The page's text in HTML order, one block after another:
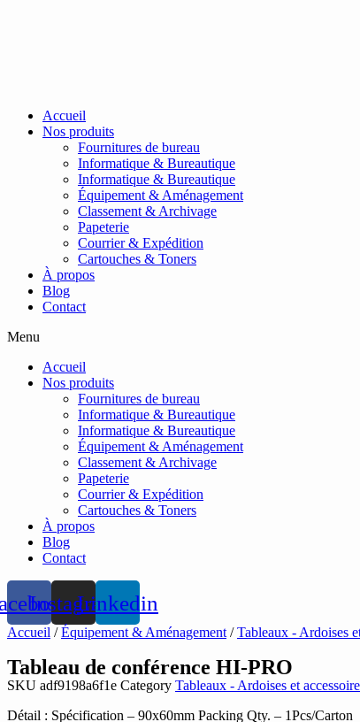
Accueil
Nos produits
Fournitures de bureau
Informatique & Bureautique
Informatique & Bureautique
Équipement & Aménagement
Classement & Archivage
Papeterie
Courrier & Expédition
Cartouches & Toners
À propos
Blog
Contact
Menu
Accueil
Nos produits
Fournitures de bureau
Informatique & Bureautique
Informatique & Bureautique
Équipement & Aménagement
Classement & Archivage
Papeterie
Courrier & Expédition
Cartouches & Toners
À propos
Blog
Contact
InstagramLinkedin
Accueil /Équipement & Aménagement /Tableaux - Ardoises
Tableau de conférence HI-PRO
SKU adf9198a6f1e Category Tableaux - Ardoises et
Détail : Spécification – 90x60mm Packing Qty. – 1Pcs/Carton